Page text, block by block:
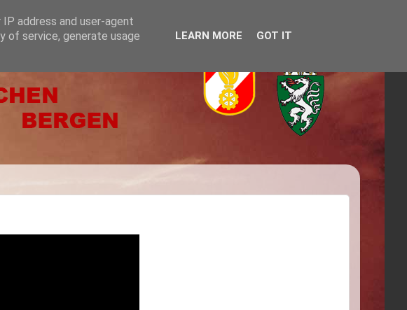
address and user-agent
of service, generate usage
LEARN MORE GOT IT